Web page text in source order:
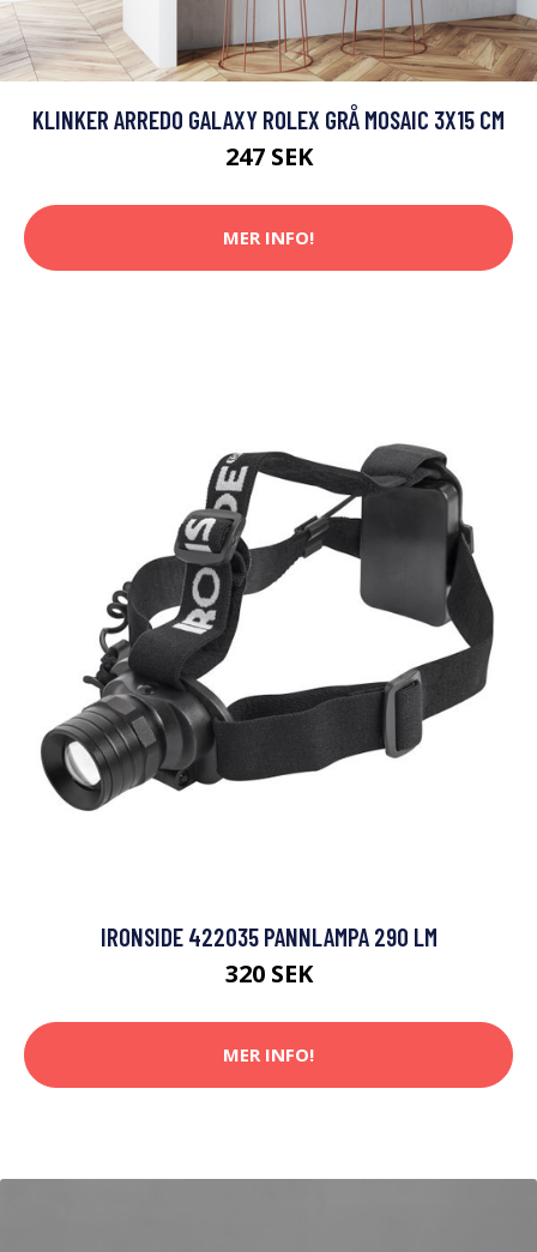
KLINKER ARREDO GALAXY ROLEX GRÅ MOSAIC 3X15 CM
247 SEK
MER INFO!
IRONSIDE 422035 PANNLAMPA 290 LM
320 SEK
MER INFO!